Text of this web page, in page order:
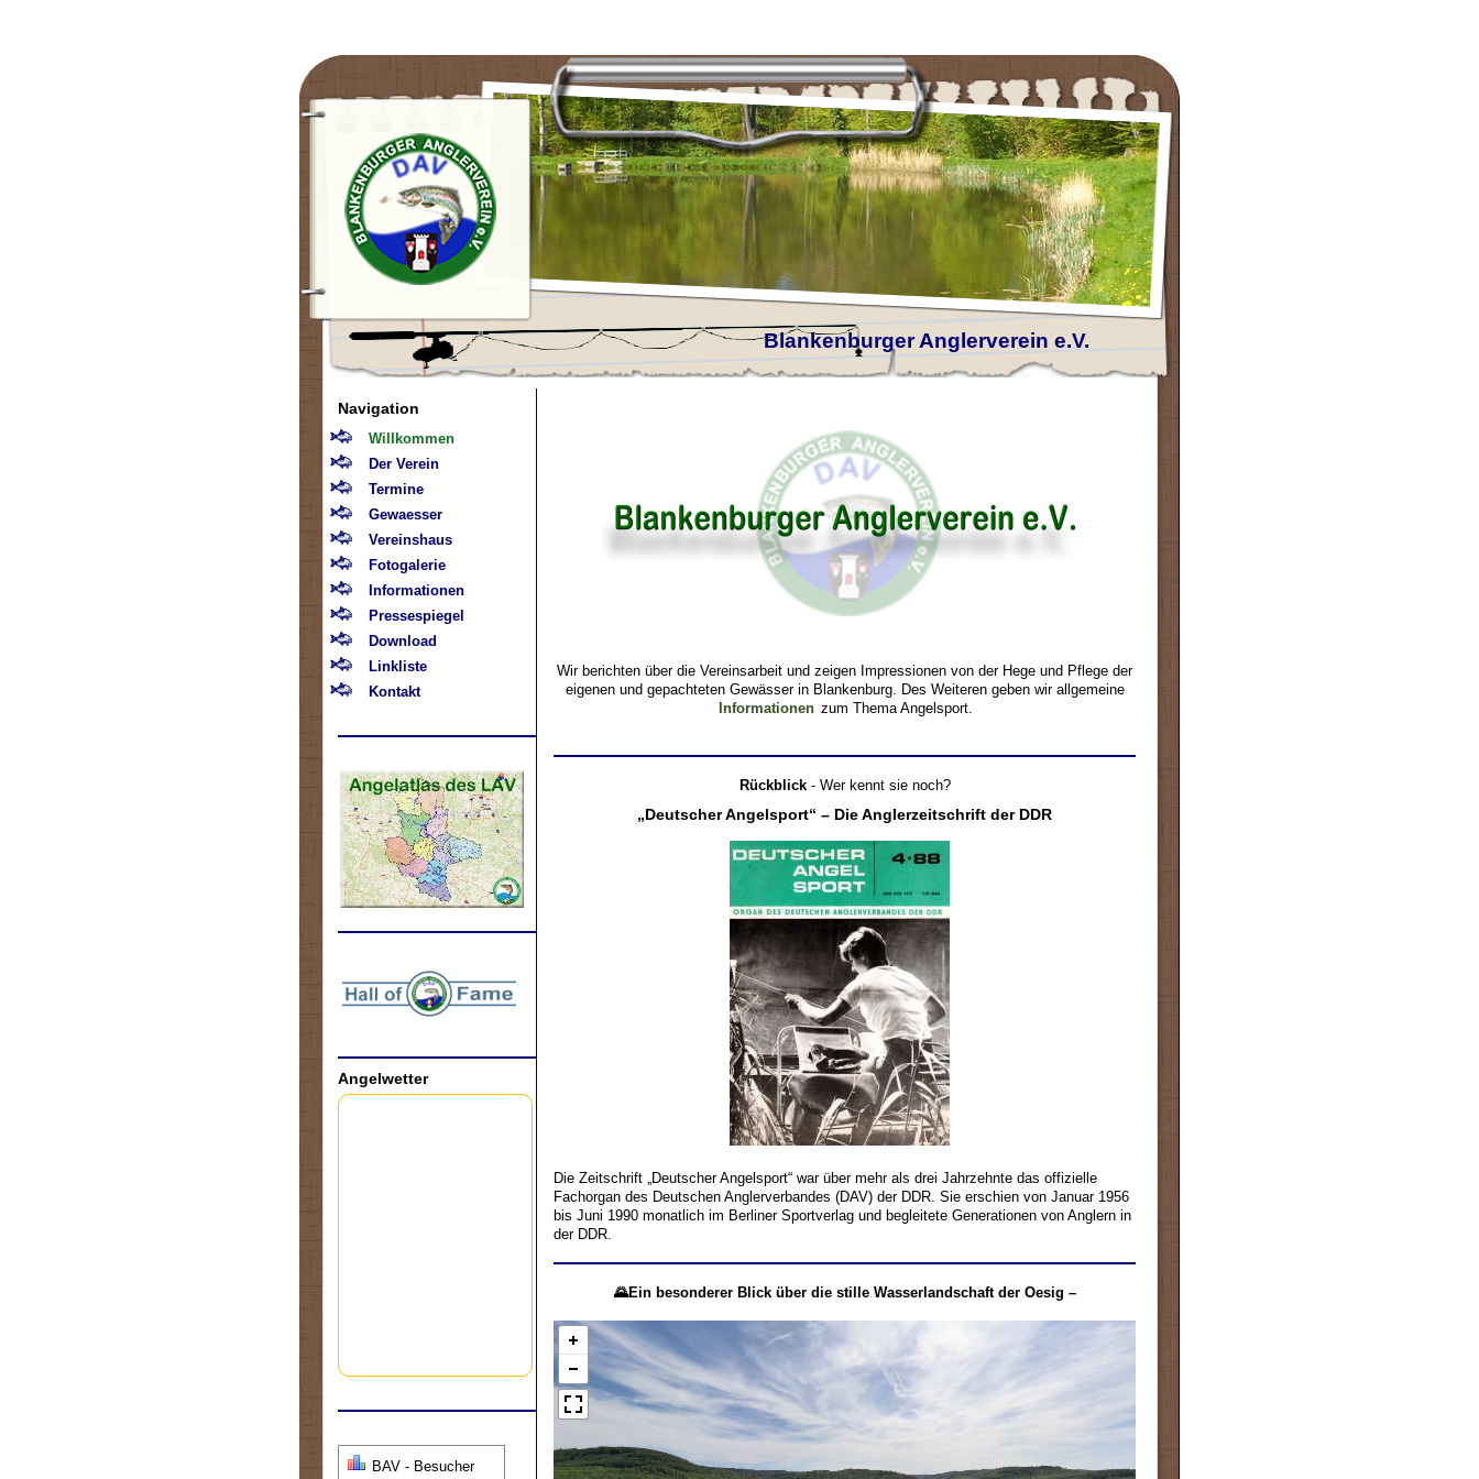
Blankenburger Anglerverein e.V.
Navigation
Willkommen
Der Verein
Termine
Gewaesser
Vereinshaus
Fotogalerie
Informationen
Pressespiegel
Download
Linkliste
Kontakt
Angelwetter
BAV - Besucher
Wir berichten über die Vereinsarbeit und zeigen Impressionen von der Hege und Pflege der
eigenen und gepachteten Gewässer in Blankenburg. Des Weiteren geben wir allgemeine
Informationen zum Thema Angelsport.
Rückblick- Wer kennt sie noch?
„Deutscher Angelsport“ – Die Anglerzeitschrift der DDR
Die Zeitschrift „Deutscher Angelsport“ war über mehr als drei Jahrzehnte das offizielle
Fachorgan des Deutschen Anglerverbandes (DAV) der DDR. Sie erschien von Januar 1956
bis Juni 1990 monatlich im Berliner Sportverlag und begleitete Generationen von Anglern in
der DDR.
🌄Ein besonderer Blick über die stille Wasserlandschaft der Oesig –